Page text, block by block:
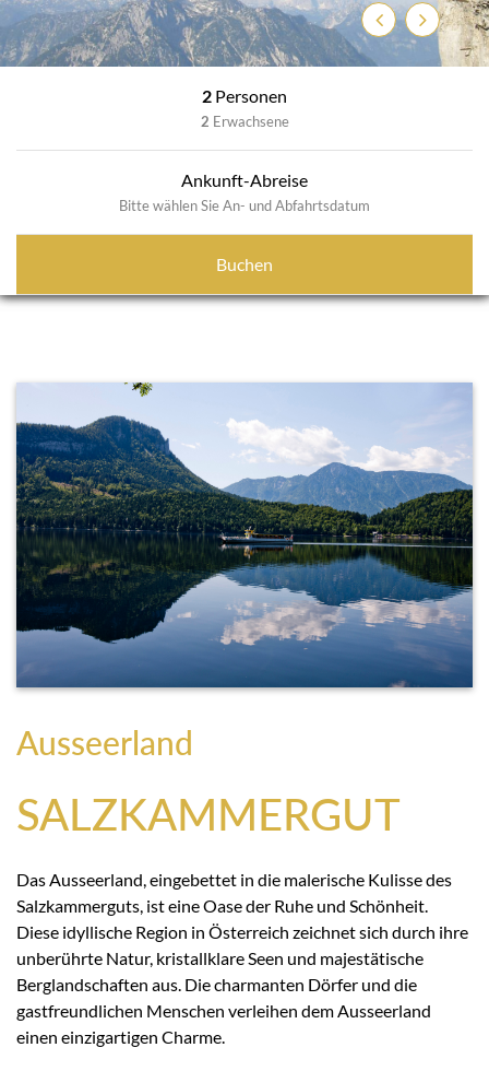
Previous
Next
2 Personen
2 Erwachsene
Ankunft-Abreise
Bitte wählen Sie An- und Abfahrtsdatum
Buchen
Ausseerland
SALZKAMMERGUT
Das Ausseerland, eingebettet in die malerische Kulisse des
Salzkammerguts, ist eine Oase der Ruhe und Schönheit.
Diese idyllische Region in Österreich zeichnet sich durch ihre
unberührte Natur, kristallklare Seen und majestätische
Berglandschaften aus. Die charmanten Dörfer und die
gastfreundlichen Menschen verleihen dem Ausseerland
einen einzigartigen Charme.